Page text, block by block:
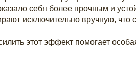
себя более прочным и
исключительно вручную, что
этот эффект помогает